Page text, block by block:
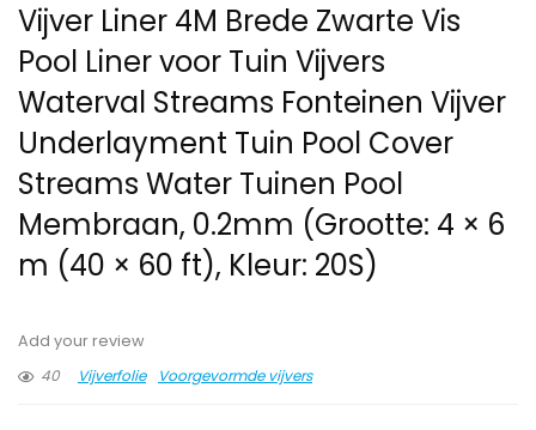
Vijver Liner 4M Brede Zwarte Vis
Pool Liner voor Tuin Vijvers
Waterval Streams Fonteinen Vijver
Underlayment Tuin Pool Cover
Streams Water Tuinen Pool
Membraan, 0.2mm (Grootte: 4 × 6
m (40 × 60 ft), Kleur: 20S)
Add your review
40
Vijverfolie Voorgevormde vijvers